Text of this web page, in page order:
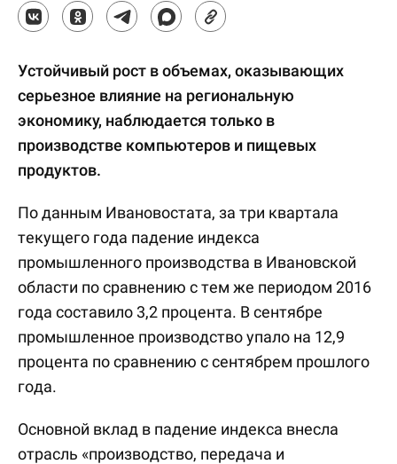
Устойчивый рост в объемах, оказывающих
серьезное влияние на региональную
экономику, наблюдается только в
производстве компьютеров и пищевых
продуктов.
По данным Ивановостата, за три квартала
текущего года падение индекса
промышленного производства в Ивановской
области по сравнению с тем же периодом 2016
года составило 3,2 процента. В сентябре
промышленное производство упало на 12,9
процента по сравнению с сентябрем прошлого
года.
Основной вклад в падение индекса внесла
отрасль «производство, передача и